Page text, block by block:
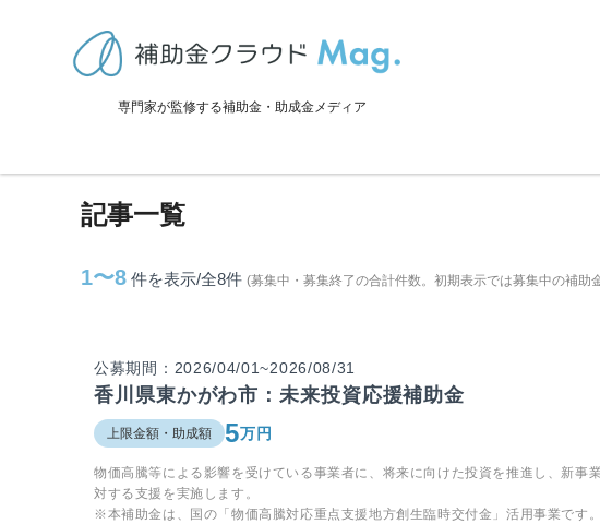
専門家が監修する補助金・助成金メディア
>補助金・助成金詳細
東かがわ市に関連する記事
記事一覧
1〜8 件を表示/全8件 (募集中・募集終了の合計件数。初期表示では募集中の補助
公募期間：2026/04/01~2026/08/31
香川県東かがわ市：未来投資応援補助金
上限金額・助成額 5万円
物価高騰等による影響を受けている事業者に、将来に向けた投資を推進し、新事
対する支援を実施します。
※本補助金は、国の「物価高騰対応重点支援地方創生臨時交付金」活用事業です。